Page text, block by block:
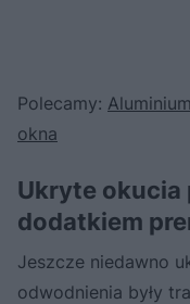
Polecamy:
okna
Ukryte okucia
dodatkiem
Jeszcze niedawno
odwodnienia były